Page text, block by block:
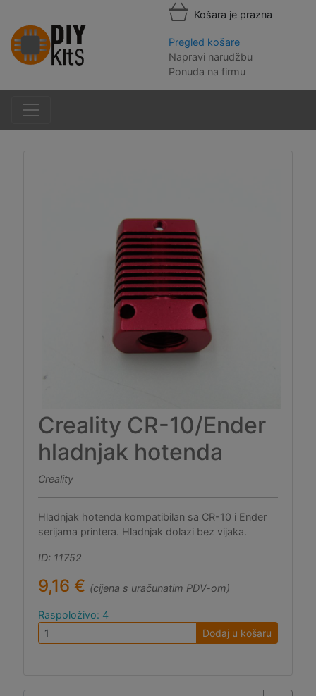
Košara je prazna
Pregled košare
Napravi narudžbu
Ponuda na firmu
Creality CR-10/Ender
hladnjak hotenda
Creality
Hladnjak hotenda kompatibilan sa CR-10 i Ender
serijama printera. Hladnjak dolazi bez vijaka.
ID: 11752
9,16 € (cijena s uračunatim PDV-om)
Raspoloživo: 4
Dodaj u košaru